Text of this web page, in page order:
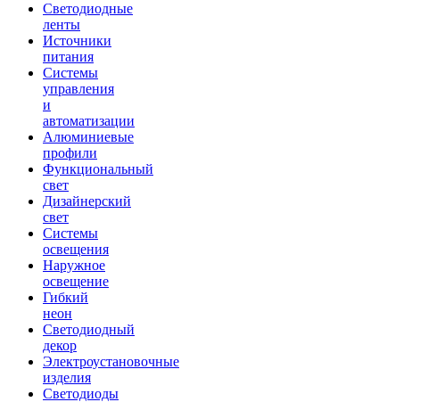
Светодиодные
ленты
Источники
питания
Системы
управления
и
автоматизации
Алюминиевые
профили
Функциональный
свет
Дизайнерский
свет
Системы
освещения
Наружное
освещение
Гибкий
неон
Светодиодный
декор
Электроустановочные
изделия
Светодиоды